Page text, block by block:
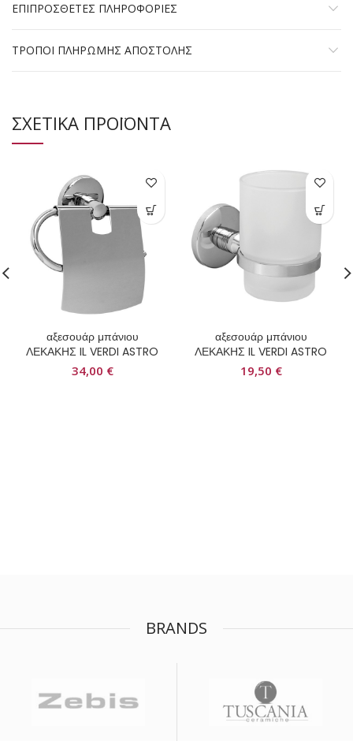
ΕΠΙΠΡΟΣΘΕΤΕΣ ΠΛΗΡΟΦΟΡΙΕΣ
ΤΡΟΠΟΙ ΠΛΗΡΩΜΗΣ ΑΠΟΣΤΟΛΗΣ
ΣΧΕΤΙΚΑ ΠΡΟΪΟΝΤΑ
αξεσουάρ μπάνιου
ΛΕΚΑΚΗΣ IL VERDI ASTRO
34,00 €
αξεσουάρ μπάνιου
ΛΕΚΑΚΗΣ IL VERDI ASTRO
19,50 €
BRANDS